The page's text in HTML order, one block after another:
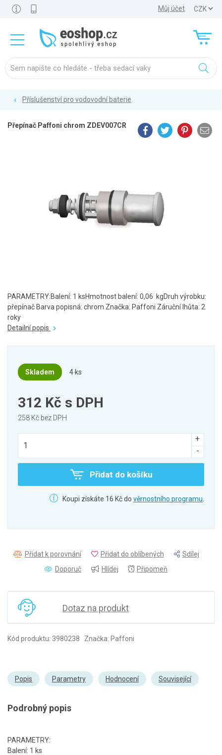
Můj účet
Příslušenství pro vodovodní baterie
Přepínač Paffoni chrom ZDEV007CR
PARAMETRY:Balení: 1 ksHmotnost balení: 0,06 kgDruh výrobku:
přepínač Barva popisná: chrom Značka: Paffoni Záruční lhůta: 2
roky
Detailní popis
Skladem 4 ks
312 Kč s DPH
258 Kč bez DPH
Přidat do košíku
Koupi získáte 16 Kč do věrnostního programu
Přidat k porovnání Přidat do oblíbených
Sdílej
Doporuč
Hlídej Připomeň
Dotaz na produkt
Kód produktu: 3980238 Značka: Paffoni
Popis Parametry Hodnocení Související
Podrobný popis
PARAMETRY:
Balení: 1 ks